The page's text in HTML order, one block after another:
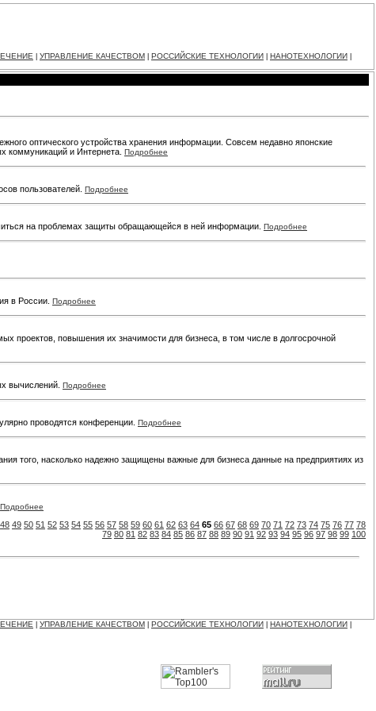
УПРАВЛЕНИЕ КАЧЕСТВОМ РОССИЙСКИЕ ТЕХНОЛОГИИ НАНОТЕХНОЛОГИИ
оптического устройства хранения информации. Совсем недавно японские
коммуникаций и Интернета. Подробнее
пользователей. Подробнее
на проблемах защиты обращающейся в ней информации. Подробнее
в России. Подробнее
проектов, повышения их значимости для бизнеса, в том числе в долгосрочной
вычислений. Подробнее
проводятся конференции. Подробнее
того, насколько надежно защищены важные для бизнеса данные на предприятиях из
Подробнее
48 49 50 51 52 53 54 55 56 57 58 59 60 61 62 63 64 65 66 67 68 69 70 71 72 73 74 75 76 77 78
79 80 81 82 83 84 85 86 87 88 89 90 91 92 93 94 95 96 97 98 99 100
УПРАВЛЕНИЕ КАЧЕСТВОМ РОССИЙСКИЕ ТЕХНОЛОГИИ НАНОТЕХНОЛОГИИ